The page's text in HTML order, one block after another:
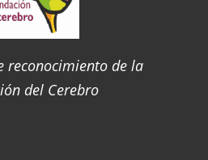
reconocimiento de la
del Cerebro